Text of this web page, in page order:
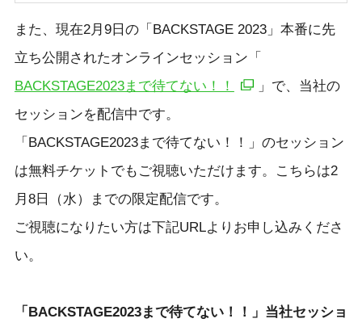
また、現在2月9日の「BACKSTAGE 2023」本番に先
立ち公開されたオンラインセッション「
BACKSTAGE2023まで待てない！！
」で、当社の
セッションを配信中です。
「BACKSTAGE2023まで待てない！！」のセッション
は無料チケットでもご視聴いただけます。こちらは2
月8日（水）までの限定配信です。
ご視聴になりたい方は下記URLよりお申し込みくださ
い。
「BACKSTAGE2023まで待てない！！」当社セッショ